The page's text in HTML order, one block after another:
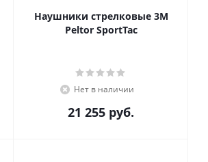
Наушники стрелковые 3M
Peltor SportTac
Нет в наличии
21 255 руб.